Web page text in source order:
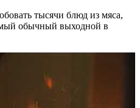
тысячи блюд из мяса,
обычный выходной в